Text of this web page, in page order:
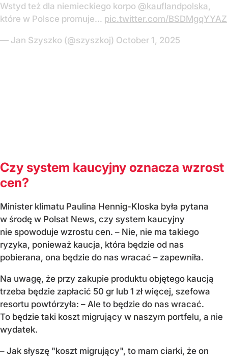
Wstyd też dla niemieckiego korpo @kauflandpolska
które w Polsce promuje… pic.twitter.com/BSDMgqYYAZ
— Jan Szyszko (@szyszkoj) October 1, 2025
Czy system kaucyjny oznacza wzrost
cen?
Minister klimatu Paulina Hennig-Kloska była pytana
w środę w Polsat News, czy system kaucyjny
nie spowoduje wzrostu cen. – Nie, nie ma takiego
ryzyka, ponieważ kaucja, która będzie od nas
pobierana, ona będzie do nas wracać – zapewniła.
Na uwagę, że przy zakupie produktu objętego kaucją
trzeba będzie zapłacić 50 gr lub 1 zł więcej, szefowa
resortu powtórzyła: – Ale to będzie do nas wracać.
To będzie taki koszt migrujący w naszym portfelu, a nie
wydatek.
– Jak słyszę "koszt migrujący", to mam ciarki, że on